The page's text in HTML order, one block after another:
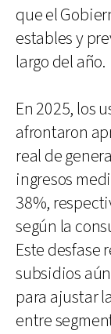
que el
estables y
largo del año.
En 2025, los
afrontaron
real de
ingresos
38%,
según la
Este desfase
subsidios
para ajustar
entre